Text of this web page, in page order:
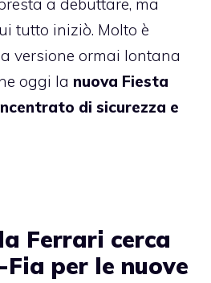
a debuttare, ma
tutto iniziò. Molto è
versione ormai lontana
oggi la nuova Fiesta
di sicurezza e
Ferrari cerca
per le nuove